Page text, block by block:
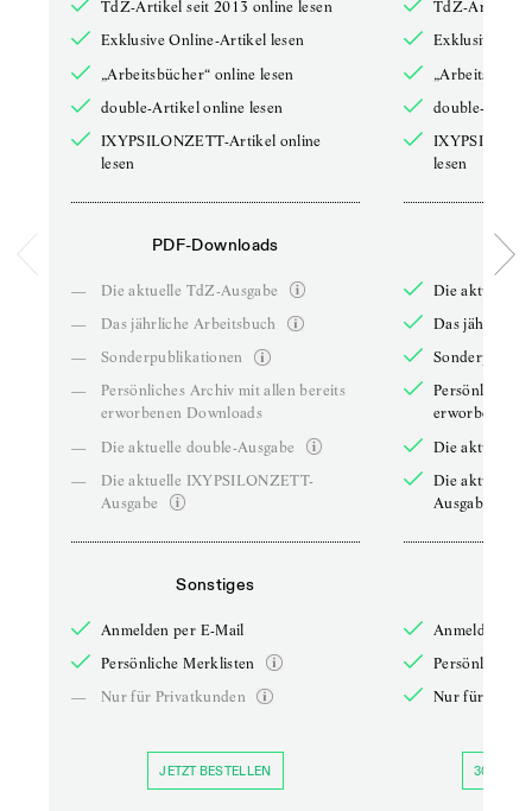
TdZ-Artikel seit 2013 online lesen
Exklusive Online-Artikel lesen
„Arbeitsbücher“ online lesen
double-Artikel online lesen
IXYPSILONZETT-Artikel online
lesen
PDF-Downloads
—
Die aktuelle TdZ-Ausgabe
—
Das jährliche Arbeitsbuch
—
Sonderpublikationen
—
Persönliches Archiv mit allen bereits
erworbenen Downloads
—
Die aktuelle double-Ausgabe
—
Die aktuelle IXYPSILONZETT-
Ausgabe
Sonstiges
Anmelden per E-Mail
Persönliche Merklisten
—
Nur für Privatkunden
JETZT BESTELLEN
TdZ-Artikel
Exklusive
double-
lesen
Die aktuelle
Das jährliche
Persönliches
erworbenen
Die aktuelle
Die aktuelle
Ausgabe
Anmelden
Persönliche
Nur für
30 TAGE